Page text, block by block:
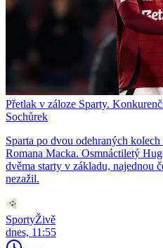
Přetlak v záloze Sparty.
Sochůrek
Sparta po dvou odehraných
Romana Macka. Osmnáctiletý
dvěma starty v základu, najednou
nezažil.
SportyŽivě
dnes, 11:55